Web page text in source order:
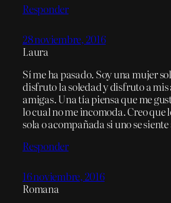
Responder
28 noviembre, 2016
Laura
Sí me ha pasado. Soy una mujer
disfruto la soledad y disfruto a mis
amigas. Una tía piensa que me
lo cual no me incomoda. Creo que
sola o acompañada si uno se
Responder
16 noviembre, 2016
Romana